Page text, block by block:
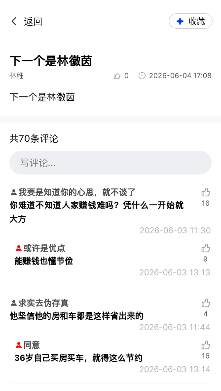
返回 收藏
下一个是林徽茵
林稚 0 2026-06-04 17:08
下一个是林徽茵
共70条评论
我要是知道你的心思，就不谈了
你难道不知道人家赚钱难吗？凭什么一开始就
大方
2026-06-03 11:30
16
或许是优点
能赚钱也懂节俭
2026-06-03 13:13
9
求实去伪存真
他坚信他的房和车都是这样省出来的
2026-06-03 11:44
4
同意
36岁自己买房买车，就得这么节约
2026-06-03 13:14
16